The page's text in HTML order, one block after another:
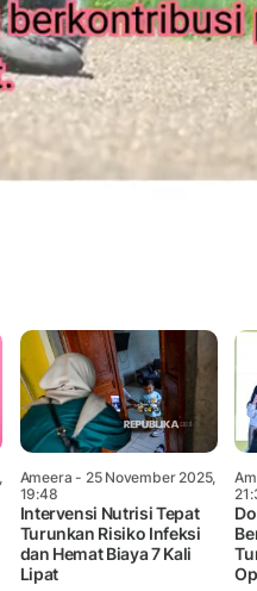
Ameera - 25 November 2025,
19:48
Intervensi Nutrisi Tepat
Turunkan Risiko Infeksi
dan Hemat Biaya 7 Kali
Lipat